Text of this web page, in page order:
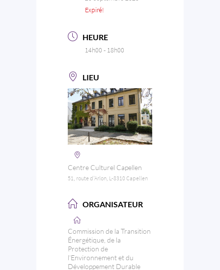
Expiré!
HEURE
14h00 - 18h00
LIEU
Centre Culturel Capellen
51, route d'Arlon, L-8310 Capellen
ORGANISATEUR
Commission de la Transition
Énergétique, de la
Protection de
l’Environnement et du
Développement Durable